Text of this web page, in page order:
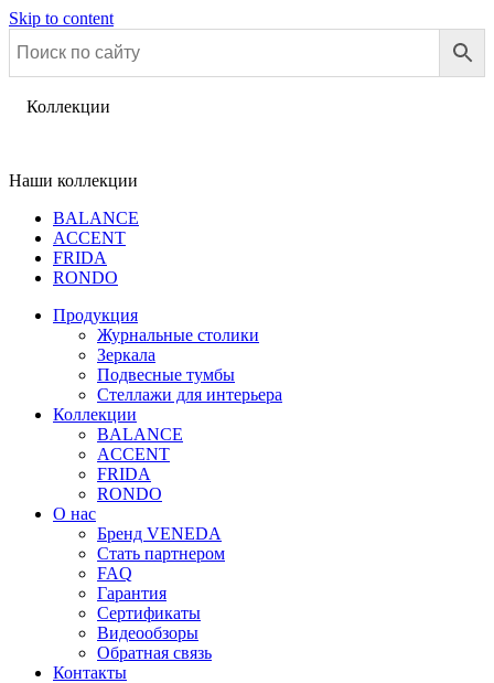
Skip to content
Коллекции
Наши коллекции
BALANCE
ACCENT
FRIDA
RONDO
Продукция
Журнальные столики
Зеркала
Подвесные тумбы
Стеллажи для интерьера
Коллекции
BALANCE
ACCENT
FRIDA
RONDO
О нас
Бренд VENEDA
Стать партнером
FAQ
Гарантия
Сертификаты
Видеообзоры
Обратная связь
Контакты